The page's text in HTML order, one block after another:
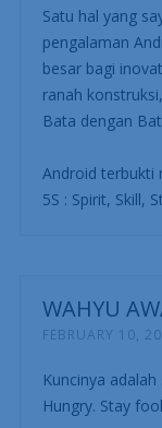
Satu hal yang
pengalaman
besar bagi
ranah
Bata dengan
Android terbukti
5S : Spirit, Skill,
WAHYU
FEBRUARY 10,
Kuncinya
Hungry. Stay